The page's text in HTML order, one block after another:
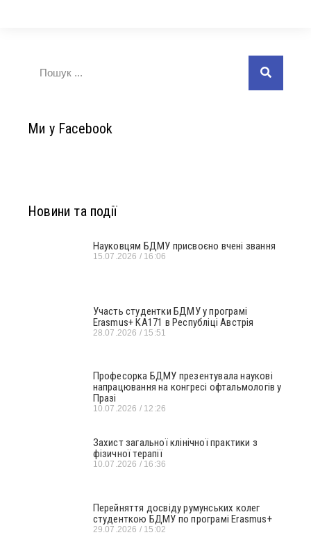
Ми у Facebook
Новини та події
Науковцям БДМУ присвоєно вчені звання
15.07.2026 16:06
Участь студентки БДМУ у програмі
Erasmus+ KA171 в Республіці Австрія
28.07.2026 15:51
Професорка БДМУ презентувала наукові
напрацювання на конгресі офтальмологів у
Празі
10.07.2026 12:26
Захист загальної клінічної практики з
фізичної терапії
10.07.2026 16:36
Перейняття досвіду румунських колег
студенткою БДМУ по програмі Erasmus+
29.07.2026 15:02